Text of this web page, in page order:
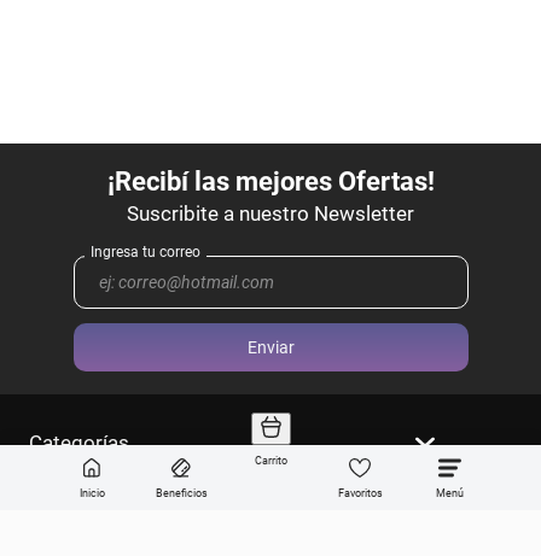
Inicio Beneficios
Carrito
Favoritos
Enviar
Categorías
Sobre Get the look